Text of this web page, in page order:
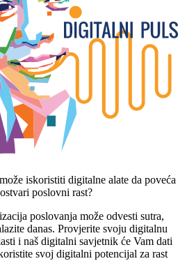
iskoristiti digitalne alate da poveća
poslovni rast?
poslovanja može odvesti sutra,
danas. Provjerite svoju digitalnu
i naš digitalni savjetnik će Vam dati
svoj digitalni potencijal za rast